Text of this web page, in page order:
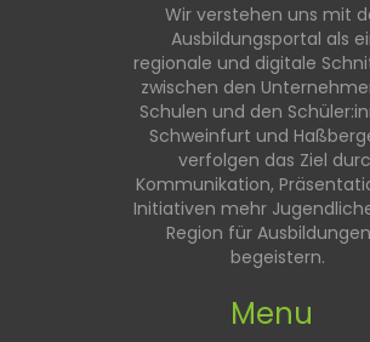
Wir verstehen uns mit
Ausbildungsportal als
regionale und digitale
zwischen den
Schulen und den
Schweinfurt und
verfolgen das Ziel
Kommunikation,
Initiativen mehr
Region für
begeistern.
Menu